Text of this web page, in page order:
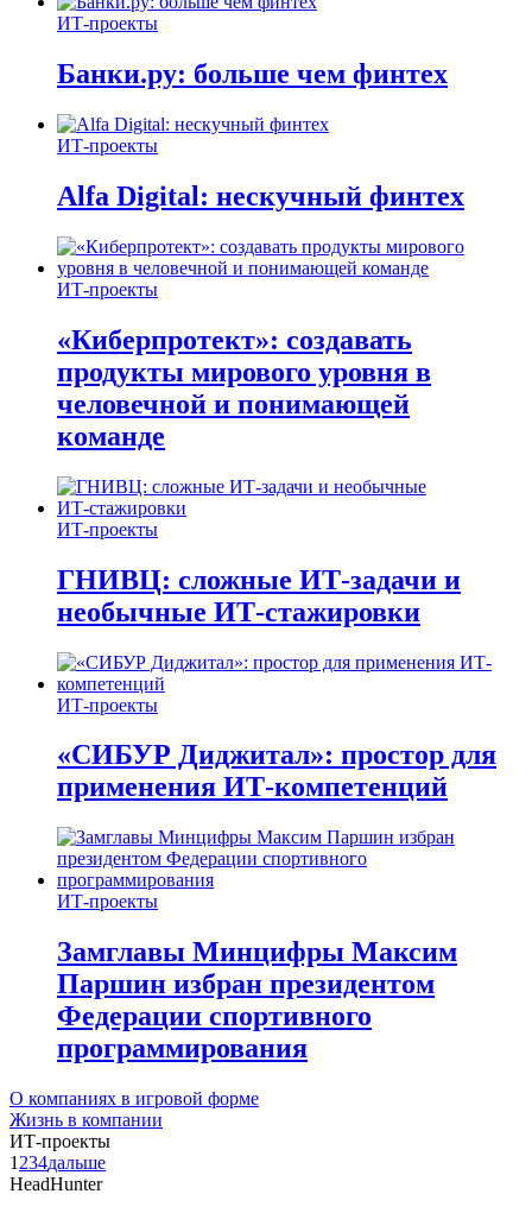
ИТ-проекты
Банки.ру: больше чем финтех
ИТ-проекты
Alfa Digital: нескучный финтех
ИТ-проекты
«Киберпротект»: создавать
продукты мирового уровня в
человечной и понимающей
команде
ИТ-проекты
ГНИВЦ: сложные ИТ‑задачи и
необычные ИТ‑стажировки
ИТ-проекты
«СИБУР Диджитал»: простор для
применения ИТ-компетенций
ИТ-проекты
Замглавы Минцифры Максим
Паршин избран президентом
Федерации спортивного
программирования
О компаниях в игровой форме
Жизнь в компании
ИТ-проекты
1 234дальше
HeadHunter